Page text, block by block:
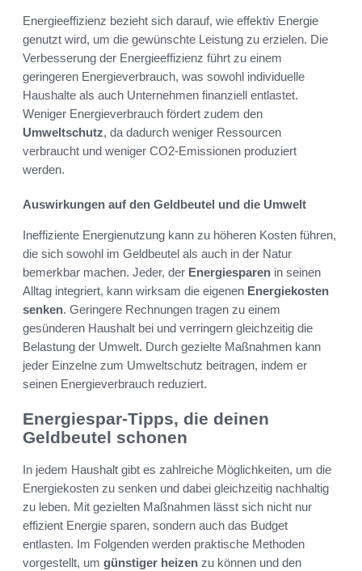
Energieeffizienz bezieht sich darauf, wie effektiv Energie
genutzt wird, um die gewünschte Leistung zu erzielen. Die
Verbesserung der Energieeffizienz führt zu einem
geringeren Energieverbrauch, was sowohl individuelle
Haushalte als auch Unternehmen finanziell entlastet.
Weniger Energieverbrauch fördert zudem den
Umweltschutz, da dadurch weniger Ressourcen
verbraucht und weniger CO2-Emissionen produziert
werden.
Auswirkungen auf den Geldbeutel und die Umwelt
Ineffiziente Energienutzung kann zu höheren Kosten führen,
die sich sowohl im Geldbeutel als auch in der Natur
bemerkbar machen. Jeder, der Energiesparen in seinen
Alltag integriert, kann wirksam die eigenen Energiekosten
senken. Geringere Rechnungen tragen zu einem
gesünderen Haushalt bei und verringern gleichzeitig die
Belastung der Umwelt. Durch gezielte Maßnahmen kann
jeder Einzelne zum Umweltschutz beitragen, indem er
seinen Energieverbrauch reduziert.
Energiespar-Tipps, die deinen
Geldbeutel schonen
In jedem Haushalt gibt es zahlreiche Möglichkeiten, um die
Energiekosten zu senken und dabei gleichzeitig nachhaltig
zu leben. Mit gezielten Maßnahmen lässt sich nicht nur
effizient Energie sparen, sondern auch das Budget
entlasten. Im Folgenden werden praktische Methoden
vorgestellt, um günstiger heizen zu können und den